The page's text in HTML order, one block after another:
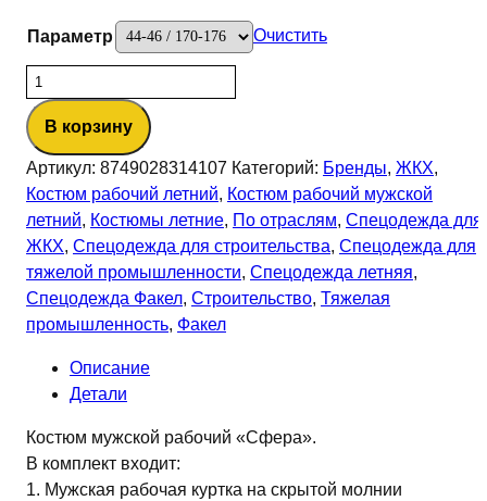
Параметр Очистить
Количество
товара
Костюм
Сфера-2
СОП
CH
(тк.Смесовая,210)
п/
к,
т.серый/
красный
В корзину
Артикул: 8749028314107 Категорий: Бренды, ЖКХ,
Костюм рабочий летний, Костюм рабочий мужской
летний, Костюмы летние, По отраслям, Спецодежда для
ЖКХ, Спецодежда для строительства, Спецодежда для
тяжелой промышленности, Спецодежда летняя,
Спецодежда Факел, Строительство, Тяжелая
промышленность, Факел
Описание
Детали
Костюм мужской рабочий «Сфера».
В комплект входит:
1. Мужская рабочая куртка на скрытой молнии